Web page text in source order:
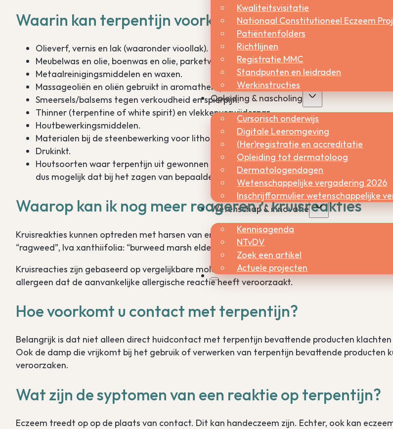
Kwaliteitsvisitatie
Nationaal Constitutioneel Eczeem
Patiëntenfolders
Richtlijnen
Registratie MMC
Standpunten en leidraden
Werkinstructies
Opleiding & nascholing
Cursorisch onderwijs
Digitale Leeromgeving
(Her)registratie en accreditatie
Opleiding tot dermatoloog
Dermatologendagen
Wetenschappelijke vergadering 2026
Inschrijfformulier wetenschappelijke
Wetenschap & innovatie
Kennisagenda
NTvDV
Zoek een artikel
Actuele projecten
Waarin kan terpentijn voorkomen?
Olieverf, vernis en lak (waaronder vioollak).
Meubelwas en olie, boenwas en olie, parketwas en olie, boetseerwas, modelleerwas en
Metaalreinigingsmiddelen en waxen.
Massageoliën en oliën gebruikt in aromatherapie.
Smeersels/balsems tegen verkoudheid en spierpijn.
Thinner (terpentine of white spirit) en vlekkenverwijderaar.
Houtbewerkingsmiddelen.
Materialen bij de steenbewerking voor lithografie.
Drukinkt.
Houtsoorten waar terpentijn uit gewonnen wordt zijn de naaldbomen Pinus, Abies en
dus mogelijk dat bij het zagen van bepaalde soorten hout terpentenen vrijkomen.
Waarop kan ik nog meer reageren?: kruisreakties
Kruisreakties kunnen optreden met harsen van enkele soorten van de Asteraceae familie
“ragweed”, Iva xanthiifolia: “burweed marsh elder”, chrysanten, Chrysanthemum
Kruisreacties zijn gebaseerd op vergelijkbare molecuulstructuren in het (kruisreagerende)
allergeen dat de aanvankelijke allergische reactie heeft veroorzaakt.
Hoe voorkomt u contact met terpentijn?
Belangrijk is dat niet alleen direct huidcontact met terpentijn bevattende producten klachten
Ook de damp die vrijkomt bij het gebruik of verwerken van terpentijn bevattende producten
veroorzaken.
Wat zijn de syptomen van een reaktie op terpentijn?
Eczeem treedt op op de plaats van contact. Dit kan handeczeem zijn. Echter, ook kan